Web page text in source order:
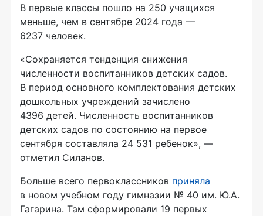
В первые классы пошло на 250 учащихся
меньше, чем в сентябре 2024 года —
6237 человек.
«Сохраняется тенденция снижения
численности воспитанников детских садов.
В период основного комплектования детских
дошкольных учреждений зачислено
4396 детей. Численность воспитанников
детских садов по состоянию на первое
сентября составляла 24 531 ребенок», —
отметил Силанов.
Больше всего первоклассников приняла
в новом учебном году гимназии № 40 им. Ю.А.
Гагарина. Там сформировали 19 первых